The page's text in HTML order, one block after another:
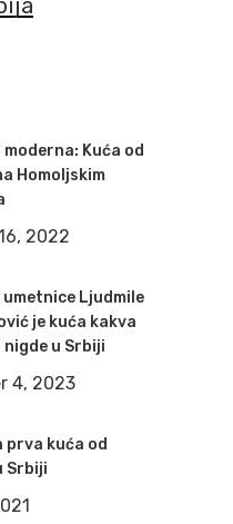
moderna: Kuća od
Homoljskim
2022
umetnice Ljudmile
je kuća kakva
u Srbiji
4, 2023
prva kuća od
Srbiji